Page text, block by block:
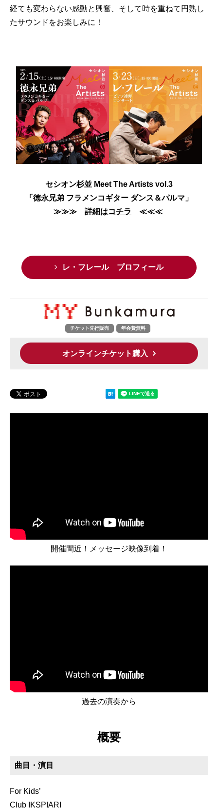
経ても変わらない感動と興奮、そして時を重ねて円熟し
たサウンドをお楽しみに！
セシオン杉並 Meet The Artists vol.3
「徳永兄弟 フラメンコギター ダンス＆パルマ」
≫≫≫ 詳細はコチラ ≪≪≪
レ・フレール プロフィール
チケット先行販売 年会費無料
オンラインチケット購入
開催間近！メッセージ映像到着！
過去の演奏から
概要
曲目・演目
For Kids’
Club IKSPIARI